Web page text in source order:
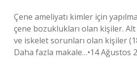
Çene ameliyatı kimler için
çene bozuklukları olan kişiler.
ve iskelet sorunları olan kişiler
Daha fazla makale…•14 Ağustos